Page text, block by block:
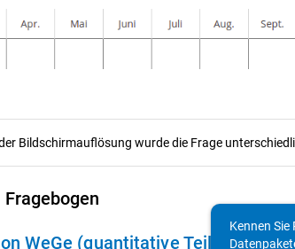
Bildschirmauflösung wurde die Frage
WeGe (quantitative Teilstudie) -
Kennen